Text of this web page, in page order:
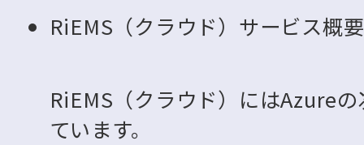
RiEMS（クラウド）サービス概要
RiEMS（クラウド）にはAzure
ています。